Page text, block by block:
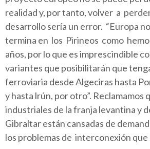
realidad y, por tanto, volver a
desarrollo sería un error. “Europa
termina en los Pirineos como
años, por lo que es imprescindible
variantes que posibilitarán que
ferroviaria desde Algeciras hasta
y hasta lrún, por otro”. Reclamamos
industriales de la franja levantina y
Gibraltar están cansadas de
los problemas de interconexión que